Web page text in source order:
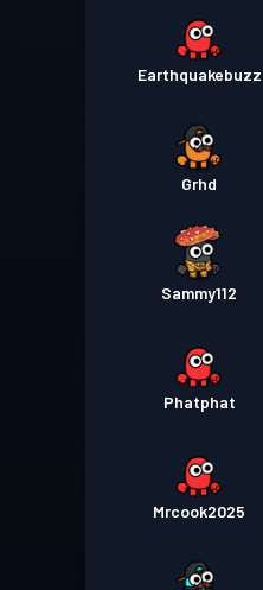
Earthquakebuzz
Grhd
Sammy112
Phatphat
Mrcook2025